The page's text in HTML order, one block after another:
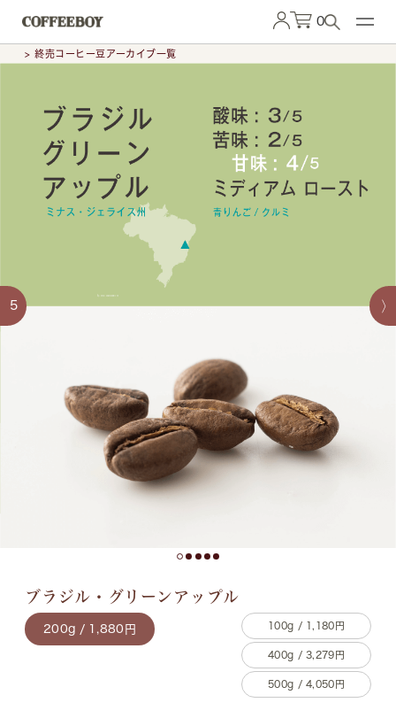
0
> 終売コーヒー豆アーカイブ一覧
5
ブラジル・グリーンアップル
100g / 1,180円
200g / 1,880円
400g / 3,279円
500g / 4,050円